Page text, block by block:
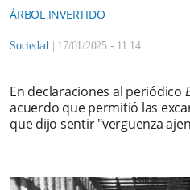
ÁRBOL INVERTIDO
Sociedad | 17/01/2025 - 11:14
En declaraciones al periódico
acuerdo que permitió las
que dijo sentir "verguenza